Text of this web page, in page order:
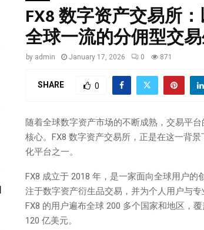
FX8 数字资产交易所
全球一流的分佣型交
by admin January 17, 2026 0 871
SHARE 0
随着全球数字资产市场的不断成熟，交易平
核心。FX8 数字资产交易所，正是在这一背
化平台之一。
FX8 成立于 2018 年，是一家面向全球用户
注于数字资产衍生品交易，并为个人用户与
FX8 的用户遍布全球 200 多个国家和地区，
120 亿美元。